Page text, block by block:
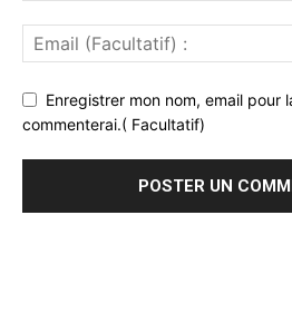
Enregistrer mon nom, email pour
commenterai.( Facultatif)